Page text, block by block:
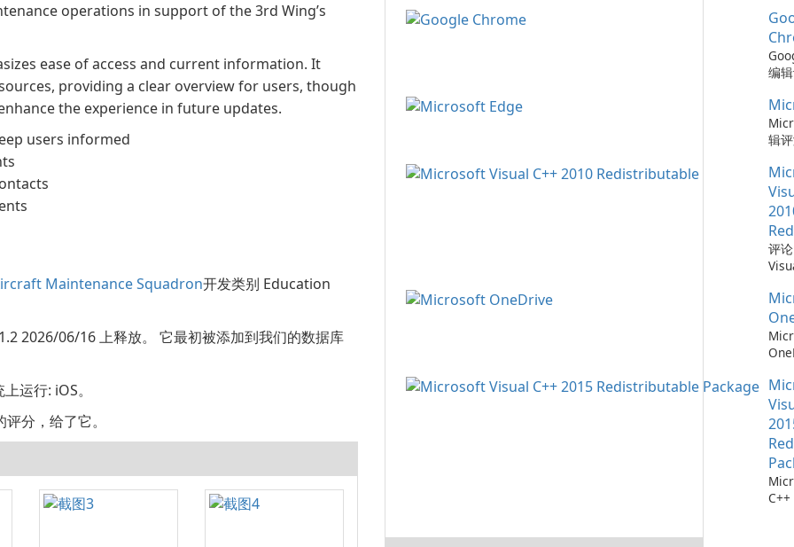
operations in support of the 3rd Wing’s
ease of access and current information. It
providing a clear overview for users, though
the experience in future updates.
users informed
Maintenance Squadron开发类别 Education
2026/06/16 上释放。 它最初被添加到我们的数据库
运行: iOS。
分，给了它。
版
工
保
保
可
时
容
配
在
置
功能 自动更新
功
的
时
您
可
需
程
涵
编
浏
了
全
的
在
级
供
强
代
歌
台
动
和
绩
辑
强
一
器
性
得
度
统
置
的
台
新
创
户
融
现
效
评
by
发
序
程
件
的
365
流
成
务